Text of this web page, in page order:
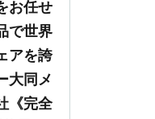
お任せ
で世界
アを誇
大同メ
《完全